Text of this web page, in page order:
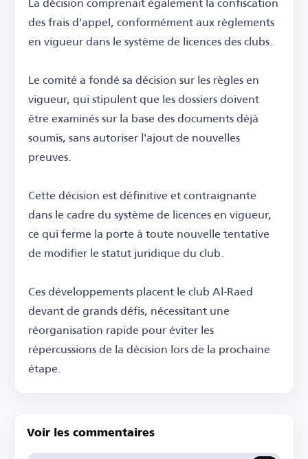
des frais d'appel, conformément aux règlements
en vigueur dans le système de licences des clubs.
Le comité a fondé sa décision sur les règles en
vigueur, qui stipulent que les dossiers doivent
être examinés sur la base des documents déjà
soumis, sans autoriser l'ajout de nouvelles
preuves.
Cette décision est définitive et contraignante
dans le cadre du système de licences en vigueur,
ce qui ferme la porte à toute nouvelle tentative
de modifier le statut juridique du club.
Ces développements placent le club Al-Raed
devant de grands défis, nécessitant une
réorganisation rapide pour éviter les
répercussions de la décision lors de la prochaine
étape.
Voir les commentaires